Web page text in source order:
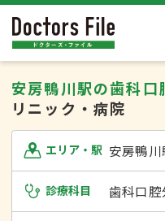
安房鴨川駅の歯科
リニック・病院
エリア・駅 安房鴨川
診療科目 歯科口腔